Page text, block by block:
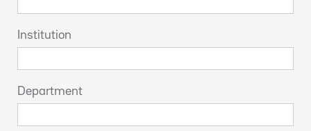
Institution
Department